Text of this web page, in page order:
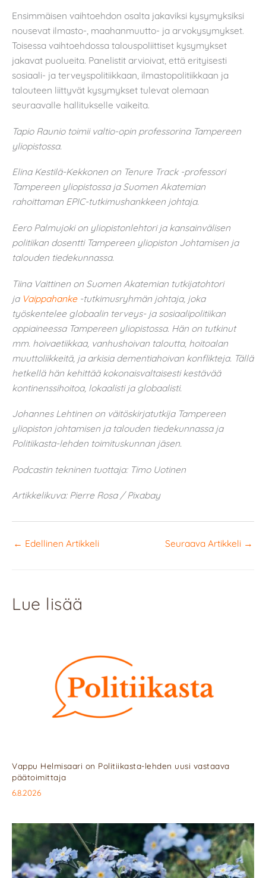
Ensimmäisen vaihtoehdon osalta jakaviksi kysymyksiksi
nousevat ilmasto-, maahanmuutto- ja arvokysymykset.
Toisessa vaihtoehdossa talouspoliittiset kysymykset
jakavat puolueita. Panelistit arvioivat, että erityisesti
sosiaali- ja terveyspolitiikkaan, ilmastopolitiikkaan ja
talouteen liittyvät kysymykset tulevat olemaan
seuraavalle hallitukselle vaikeita.
Tapio Raunio toimii valtio-opin professorina Tampereen
yliopistossa.
Elina Kestilä-Kekkonen on Tenure Track -professori
Tampereen yliopistossa ja Suomen Akatemian
rahoittaman EPIC-tutkimushankkeen johtaja.
Eero Palmujoki on yliopistonlehtori ja kansainvälisen
politiikan dosentti Tampereen yliopiston Johtamisen ja
talouden tiedekunnassa.
Tiina Vaittinen on Suomen Akatemian tutkijatohtori
ja Vaippahanke-tutkimusryhmän johtaja, joka
työskentelee globaalin terveys- ja sosiaalipolitiikan
oppiaineessa Tampereen yliopistossa. Hän on tutkinut
mm. hoivaetiikkaa, vanhushoivan taloutta, hoitoalan
muuttoliikkeitä, ja arkisia dementiahoivan konflikteja. Tällä
hetkellä hän kehittää kokonaisvaltaisesti kestävää
kontinenssihoitoa, lokaalisti ja globaalisti.
Johannes Lehtinen on väitöskirjatutkija Tampereen
yliopiston johtamisen ja talouden tiedekunnassa ja
Politiikasta-lehden toimituskunnan jäsen.
Podcastin tekninen tuottaja: Timo Uotinen
Artikkelikuva: Pierre Rosa / Pixabay
← Edellinen Artikkeli Seuraava Artikkeli →
Lue lisää
Vappu Helmisaari on Politiikasta-lehden uusi vastaava
päätoimittaja
6.8.2026